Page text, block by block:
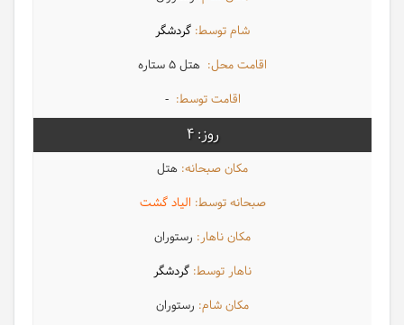
گردشگر
هتل 5 ستاره
-
4
هتل
الیاد گشت
رستوران
گردشگر
رستوران